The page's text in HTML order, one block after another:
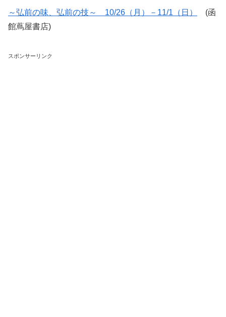
～弘前の味、弘前の技～ 10/26（月）－11/1（日）
(函
館蔦屋書店)
スポンサーリンク